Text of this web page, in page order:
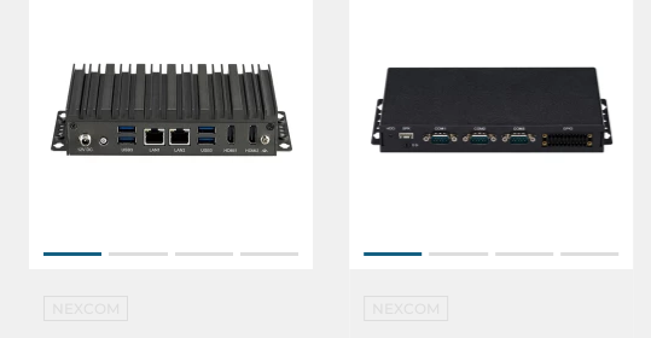
Laufwerksschächte
Gesamtanzahl
Steckplätze